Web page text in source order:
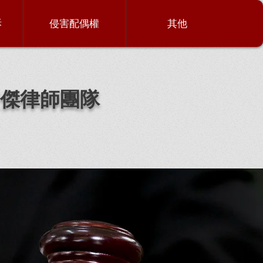
侵害配偶權 其他
律師團隊